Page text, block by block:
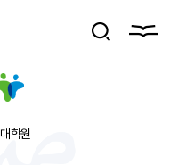
대학원